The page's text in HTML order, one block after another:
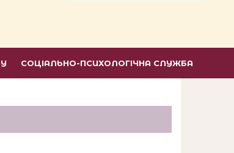
СОЦІАЛЬНО-ПСИХОЛОГІЧНА СЛУЖБА